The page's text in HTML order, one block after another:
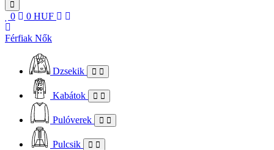
0 0 HUF
Férfiak Nők
Dzsekik
Kabátok
Pulóverek
Pulcsik